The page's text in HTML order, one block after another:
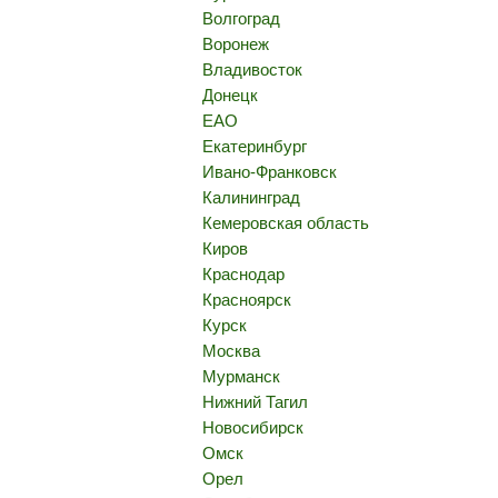
Волгоград
Воронеж
Владивосток
Донецк
ЕАО
Екатеринбург
Ивано-Франковск
Калининград
Кемеровская область
Киров
Краснодар
Красноярск
Курск
Москва
Мурманск
Нижний Тагил
Новосибирск
Омск
Орел